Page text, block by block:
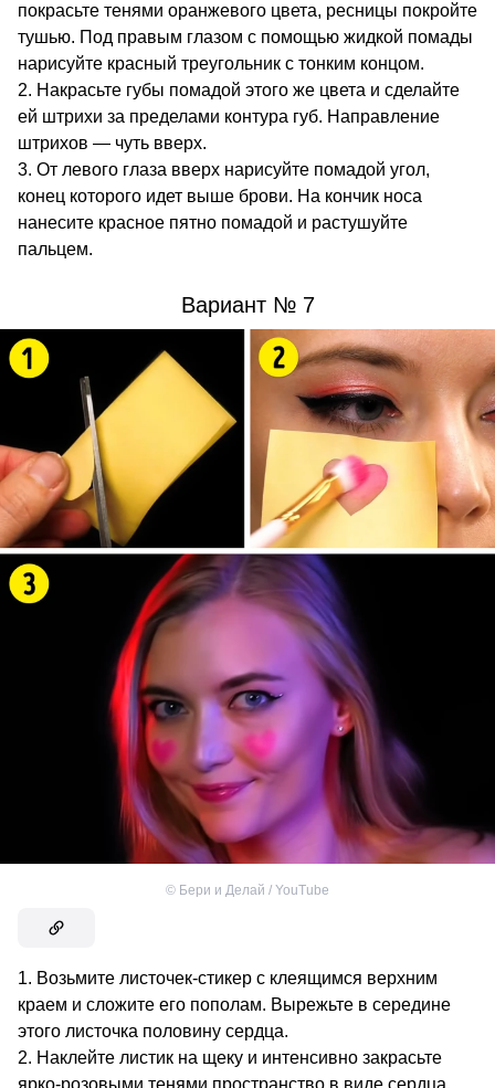
покрасьте тенями оранжевого цвета, ресницы покройте
тушью. Под правым глазом с помощью жидкой помады
нарисуйте красный треугольник с тонким концом.
Накрасьте губы помадой этого же цвета и сделайте
ей штрихи за пределами контура губ. Направление
штрихов — чуть вверх.
От левого глаза вверх нарисуйте помадой угол,
конец которого идет выше брови. На кончик носа
нанесите красное пятно помадой и растушуйте
пальцем.
Вариант № 7
© Бери и Делай / YouTube
Возьмите листочек-стикер с клеящимся верхним
краем и сложите его пополам. Вырежьте в середине
этого листочка половину сердца.
Наклейте листик на щеку и интенсивно закрасьте
ярко-розовыми тенями пространство в виде сердца.